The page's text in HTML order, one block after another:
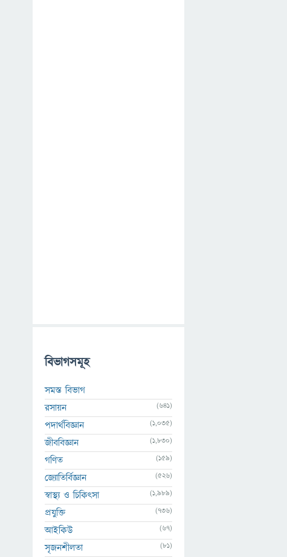
বিভাগসমূহ
সমস্ত বিভাগ
রসায়ন
(641)
পদার্থবিজ্ঞান (1,035)
জীববিজ্ঞান (1,830)
গণিত (159)
জ্যোতির্বিজ্ঞান (526)
স্বাস্থ্য ও চিকিৎসা (1,989)
প্রযুক্তি (736)
আইকিউ (67)
সৃজনশীলতা (81)